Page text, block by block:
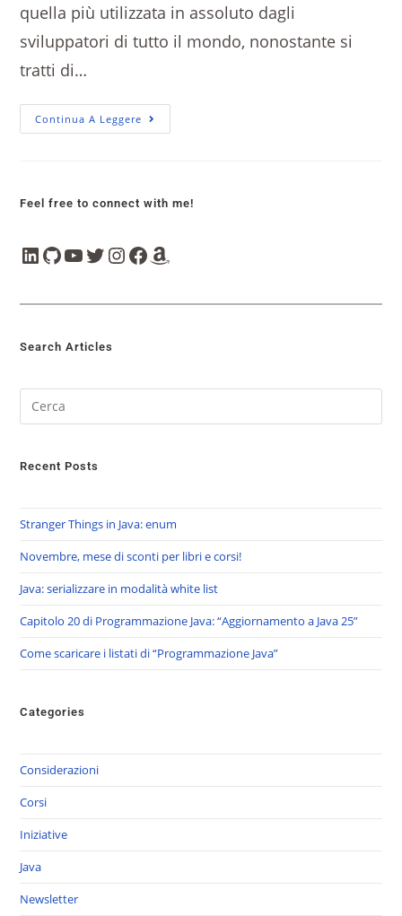
quella più utilizzata in assoluto dagli
sviluppatori di tutto il mondo, nonostante si
tratti di…
Continua A Leggere
Feel free to connect with me!
Search Articles
Recent Posts
Stranger Things in Java: enum
Novembre, mese di sconti per libri e corsi!
Java: serializzare in modalità white list
Capitolo 20 di Programmazione Java: “Aggiornamento a Java 25”
Come scaricare i listati di “Programmazione Java”
Categories
Considerazioni
Corsi
Iniziative
Java
Newsletter